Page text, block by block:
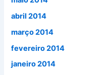
abril 2014
março 2014
fevereiro 2014
janeiro 2014